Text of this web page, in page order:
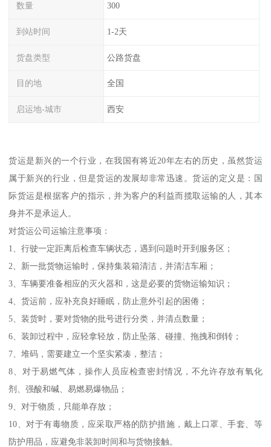
数量 300
到站时间 1-2天
货盘类型 公路货盘
目的地 全国
启运地-城市 西安
货运是新兴的一个行业，在我国有将近20年左右的历史，虽然货运
属于新兴的行业，但是货运的发展却非常迅速。货运的定义是：国
际货运是根据客户的指示，并为客户的利益而揽取运输的人，其本
身并不是承运人。
对货运公司运输注意事项：
1、行驶一定距离后检查车辆状态，遇到问题时开到服务区；
2、新一批货物运输时，保持集装箱清洁，并清洁车厢；
3、车辆要准备相应的灭火器和，这是必要的货物运输知识；
4、货运前，应补充良好睡眠，防止意外引起的困倦；
5、装货时，要对货物的批号进行分类，并清点数量；
6、装卸过程中，应轻拿轻放，防止坠落、碰撞、拖拽和倒转；
7、堆码，需要建立一个坚实紧凑，整洁；
8、对于易燃气体，操作人员应检查密封情况，不允许存放有氧化
剂、强酸和碱、易燃易爆物品；
9、对于物质，只能单存放；
10、对于有毒物质，应采取严格的防护措施，戴上口罩、手套、等
防护用品，应避免非装卸时间和与货物接触。